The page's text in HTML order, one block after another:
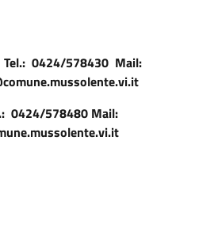
Tel.: 0424/578430 Mail:
0424/578480 Mail: